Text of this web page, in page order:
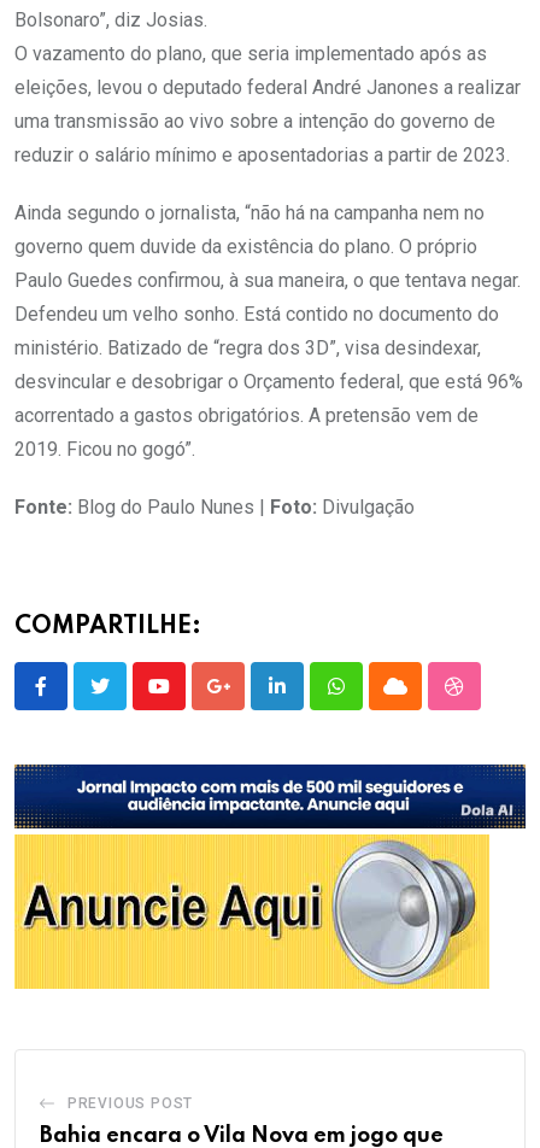
Bolsonaro”, diz Josias.
O vazamento do plano, que seria implementado após as
eleições, levou o deputado federal André Janones a realizar
uma transmissão ao vivo sobre a intenção do governo de
reduzir o salário mínimo e aposentadorias a partir de 2023.
Ainda segundo o jornalista, “não há na campanha nem no
governo quem duvide da existência do plano. O próprio
Paulo Guedes confirmou, à sua maneira, o que tentava negar.
Defendeu um velho sonho. Está contido no documento do
ministério. Batizado de “regra dos 3D”, visa desindexar,
desvincular e desobrigar o Orçamento federal, que está 96%
acorrentado a gastos obrigatórios. A pretensão vem de
2019. Ficou no gogó”.
Fonte: Blog do Paulo Nunes | Foto: Divulgação
COMPARTILHE:
YoutubeGoogle+LinkedInWhatsappCloud
PREVIOUS POST
Bahia encara o Vila Nova em jogo que